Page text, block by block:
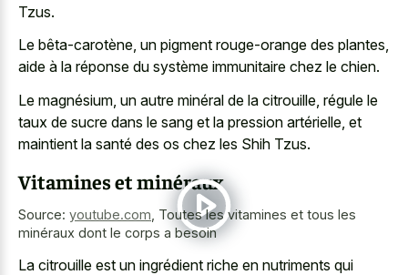
Tzus.
Le bêta-carotène, un pigment rouge-orange des plantes,
aide à la réponse du système immunitaire chez le chien.
Le magnésium, un autre minéral de la citrouille, régule le
taux de sucre dans le sang et la pression artérielle, et
maintient la santé des os chez les Shih Tzus.
Vitamines et minéraux
Source: youtube.com, Toutes les vitamines et tous les
minéraux dont le corps a besoin
La citrouille est un ingrédient riche en nutriments qui